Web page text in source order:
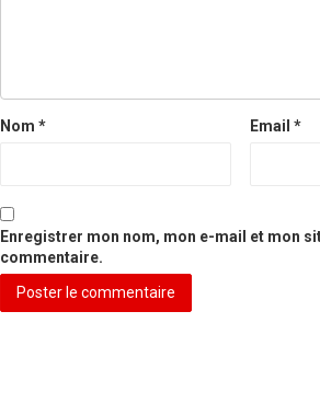
Nom * Email*
Enregistrer mon nom, mon e-mail et mon
commentaire.